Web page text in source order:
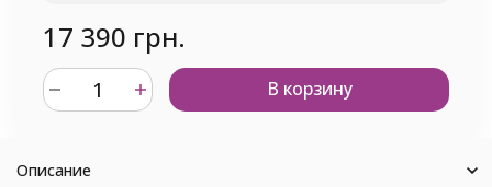
17 390 грн.
В корзину
Описание